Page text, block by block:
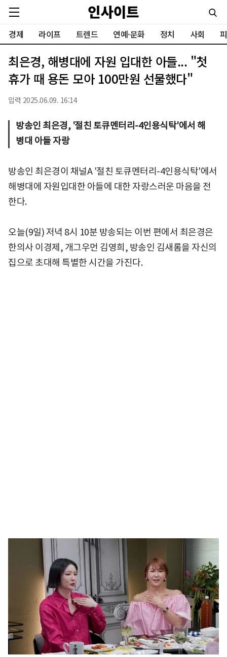
경제 라이프 트렌드 연예·문화 정치 사회
최은경, 해병대에 자원 입대한 아들... "첫
휴가 때 용돈 모아 100만원 선물했다"
입력 2025.06.09. 16:14
방송인 최은경, '절친 토큐멘터리-4인용식탁'에서 해
병대 아들 자랑
방송인 최은경이 채널A '절친 토큐멘터리-4인용식탁'에서
해병대에 자원입대한 아들에 대한 자랑스러운 마음을 전
한다.
오늘(9일) 저녁 8시 10분 방송되는 이번 편에서 최은경은
한의사 이경제, 개그우먼 김영희, 방송인 김새롬을 자신의
집으로 초대해 특별한 시간을 가진다.